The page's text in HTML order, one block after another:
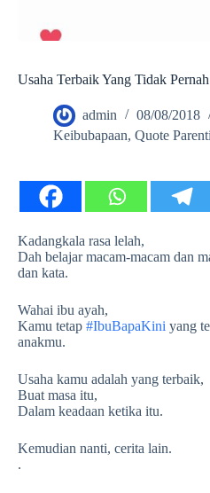
Usaha Terbaik Yang Tidak
admin
08/08/2018
Keibubapaan, Quote
Kadangkala rasa lelah,
Dah belajar macam-macam dan
dan kata.
Wahai ibu ayah,
Kamu tetap #IbuBapaKini yang
anakmu.
Usaha kamu adalah yang terbaik,
Buat masa itu,
Dalam keadaan ketika itu.
Kemudian nanti, cerita lain.
.